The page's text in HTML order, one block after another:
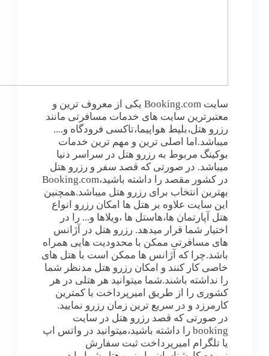
سایت Booking.com یکی از معروف ترین و
معتبرترین سایت های خدمات مسافرتی مانند
رزرو هتل،بلیط هواپیما،تاکسی فرودگاه و....
میباشد.اما اصلی ترین و مهم ترین خدمات
بوکینگ مربوط به رزرو هتل در سراسر دنیا
میباشد. در صورتی که قصد سفر و رزرو هتل
در کشور مقصد را داشته باشید،Booking.com
بهترین انتخاب برای رزرو هتل میباشد.همچنین
این سایت علاوه بر هتل ها امکان رزرو انواع
هتل آپارتمان ها،هاستل ها ،ویلاها و... را در
اختیار شما قرار میدهد. رزرو هتل در آژانس
های مسافرتی ممکن با محدودیت هایی همراه
باشد.چرا که آژانس ها ممکن است با هتل های
خاصی کار کنند و امکان رزرو هتل مدنظر شما
را نداشته باشند.شما میتوانید هر هتلی در هر
کشوری را از طریق امیرپرداخت با کمترین
کارمرزد و در سریع ترین زمان رزرو نمایید.
در صورتی که قصد رزرو هتل در سایت
booking را داشته باشید،میتوانید در واتس اپ
یا تلگرام امیرپرداخت ثبت سفارش